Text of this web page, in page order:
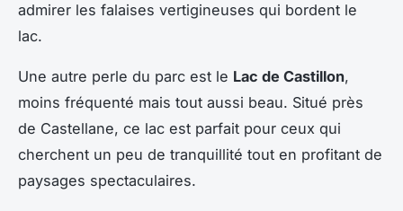
admirer les falaises vertigineuses qui bordent le
lac.
Une autre perle du parc est le Lac de Castillon,
moins fréquenté mais tout aussi beau. Situé près
de Castellane, ce lac est parfait pour ceux qui
cherchent un peu de tranquillité tout en profitant de
paysages spectaculaires.